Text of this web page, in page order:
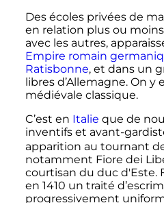
Des écoles privées de
en relation plus ou
avec les autres,
Empire romain
Ratisbonne, et dans un
libres d’Allemagne. On y
médiévale classique.
C’est en Italie que de
inventifs et avant-
apparition au tournant
notamment Fiore dei
courtisan du duc d'Este.
en 1410 un traité
progressivement